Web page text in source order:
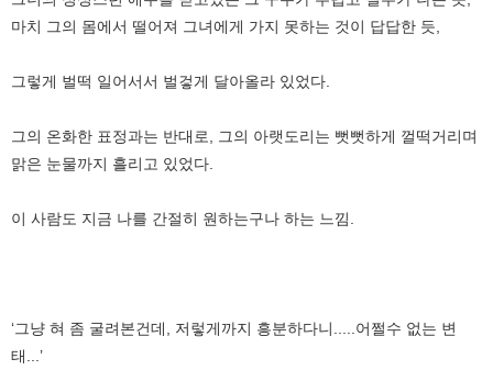
마치 그의 몸에서 떨어져 그녀에게 가지 못하는 것이 답답한 듯,
그렇게 벌떡 일어서서 벌겋게 달아올라 있었다.
그의 온화한 표정과는 반대로, 그의 아랫도리는 뻣뻣하게 껄떡거리며
맑은 눈물까지 흘리고 있었다.
이 사람도 지금 나를 간절히 원하는구나 하는 느낌.
‘그냥 혀 좀 굴려본건데, 저렇게까지 흥분하다니.....어쩔수 없는 변
태...’